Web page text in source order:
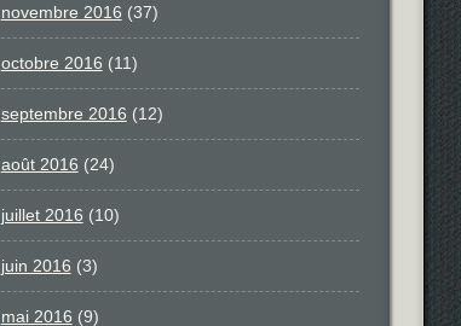
novembre 2016 (37)
octobre 2016 (11)
septembre 2016 (12)
août 2016 (24)
juillet 2016 (10)
juin 2016 (3)
mai 2016 (9)